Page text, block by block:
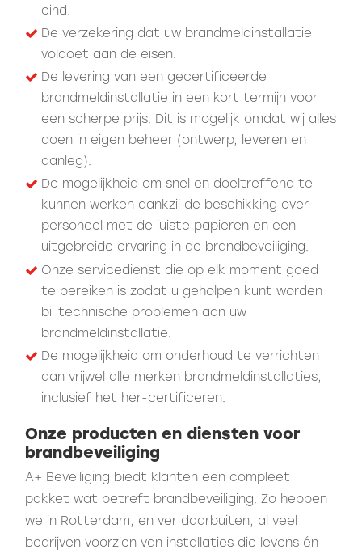
eind.
De verzekering dat uw brandmeldinstallatie
voldoet aan de eisen.
De levering van een gecertificeerde
brandmeldinstallatie in een kort termijn voor
een scherpe prijs. Dit is mogelijk omdat wij alles
doen in eigen beheer (ontwerp, leveren en
aanleg).
De mogelijkheid om snel en doeltreffend te
kunnen werken dankzij de beschikking over
personeel met de juiste papieren en een
uitgebreide ervaring in de brandbeveiliging.
Onze servicedienst die op elk moment goed
te bereiken is zodat u geholpen kunt worden
bij technische problemen aan uw
brandmeldinstallatie.
De mogelijkheid om onderhoud te verrichten
aan vrijwel alle merken brandmeldinstallaties,
inclusief het her-certificeren.
Onze producten en diensten voor
brandbeveiliging
A+ Beveiliging biedt klanten een compleet
pakket wat betreft brandbeveiliging. Zo hebben
we in Rotterdam, en ver daarbuiten, al veel
bedrijven voorzien van installaties die levens én